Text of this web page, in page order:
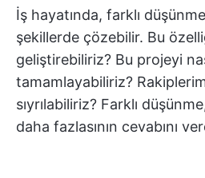
İş hayatında, farklı
şekillerde çözebilir. Bu
geliştirebiliriz? Bu projeyi
tamamlayabiliriz?
sıyrılabiliriz? Farklı
daha fazlasının cevabını